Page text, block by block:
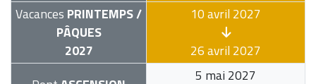
Vacances PRINTEMPS /
PÂQUES
2027
10 avril 2027
26 avril 2027
5 mai 2027